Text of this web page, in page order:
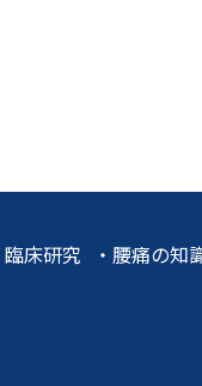
臨床研究 ・腰痛の知